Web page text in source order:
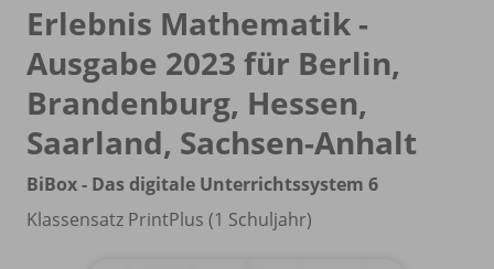
Erlebnis Mathematik -
Ausgabe 2023 für Berlin,
Brandenburg, Hessen,
Saarland, Sachsen-Anhalt
BiBox - Das digitale Unterrichtssystem 6
Klassensatz PrintPlus (1 Schuljahr)